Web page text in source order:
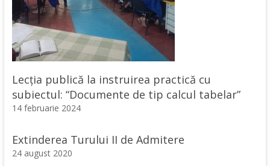
Lecția publică la instruirea practică cu
subiectul: “Documente de tip calcul tabelar”
14 februarie 2024
Extinderea Turului II de Admitere
24 august 2020